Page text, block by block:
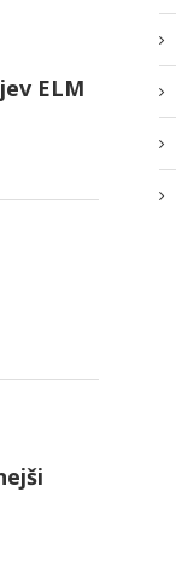
ELM